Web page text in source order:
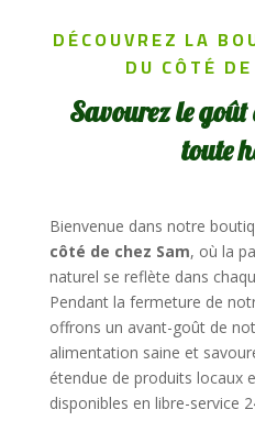
DÉCOUVREZ LA
DU CÔTÉ
Savourez le
toute
Bienvenue dans notre
côté de chez Sam, où la
naturel se reflète dans
Pendant la fermeture de
offrons un avant-goût de
alimentation saine et
étendue de produits locaux
disponibles en libre-service